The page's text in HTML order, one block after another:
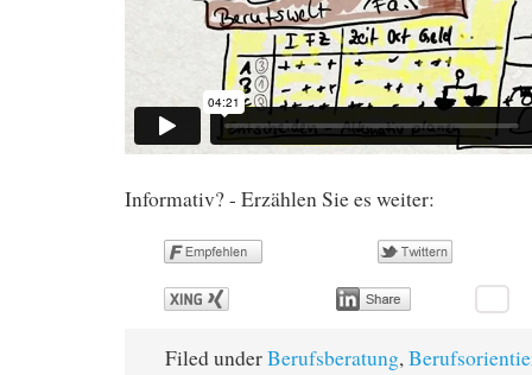
Informativ? - Erzählen Sie es weiter:
Filed underBerufsberatung,